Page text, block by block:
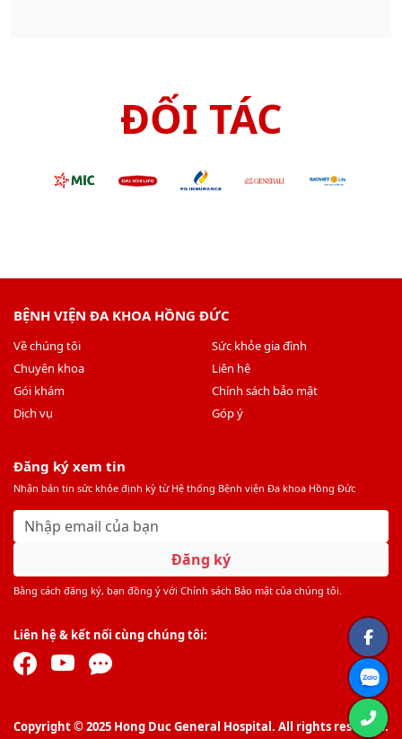
ĐỐI TÁC
BỆNH VIỆN ĐA KHOA HỒNG ĐỨC
Về chúng tôi
Chuyên khoa
Gói khám
Dịch vụ
Sức khỏe gia đình
Liên hệ
Chính sách bảo mật
Góp ý
Đăng ký xem tin
Nhận bản tin sức khỏe định kỳ từ Hệ thống Bệnh viện Đa khoa Hồng Đức
Đăng ký
Bằng cách đăng ký, bạn đồng ý với Chính sách Bảo mật của chúng tôi.
Liên hệ & kết nối cùng chúng tôi:
Copyright © 2025 Hong Duc General Hospital. All rights reserved.